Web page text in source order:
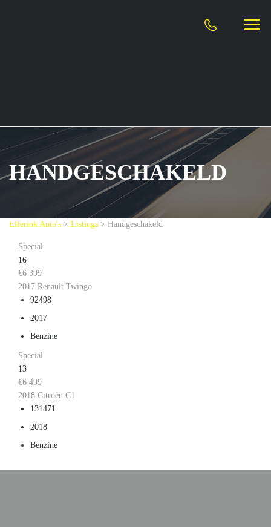
HANDGESCHAKELD
Elferink Auto's > Listings > Handgeschakeld
Special
16
€6 399
2017 Renault Twingo
92498
2017
Benzine
Special
13
€6 499
2018 Citroën C1
131471
2018
Benzine